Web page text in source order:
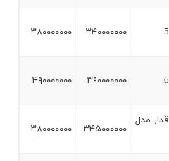
۳۴۰۰۰۰۰۰۰ ۳۸۰۰۰۰۰۰۰
۳۹۰۰۰۰۰۰۰ ۴۹۰۰۰۰۰۰۰
مدل
۳۴۵۰۰۰۰۰۰ ۳۸۰۰۰۰۰۰۰